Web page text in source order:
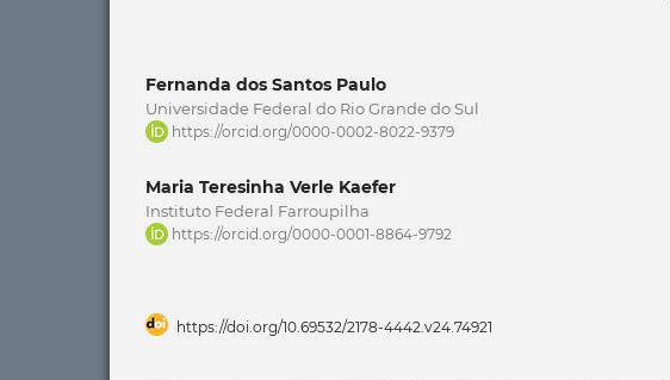
Fernanda dos Santos Paulo
Universidade Federal do Rio Grande do Sul
https://orcid.org/0000-0002-8022-9379
Maria Teresinha Verle Kaefer
Instituto Federal Farroupilha
https://orcid.org/0000-0001-8864-9792
https://doi.org/10.69532/2178-4442.v24.74921